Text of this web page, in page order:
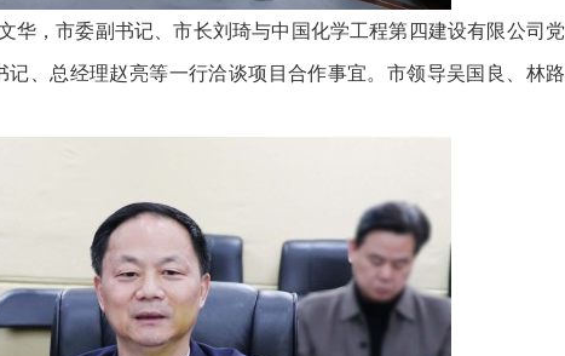
，市委副书记、市长刘琦与中国化学工程第四建设有限公司党
、总经理赵亮等一行洽谈项目合作事宜。市领导吴国良、林路